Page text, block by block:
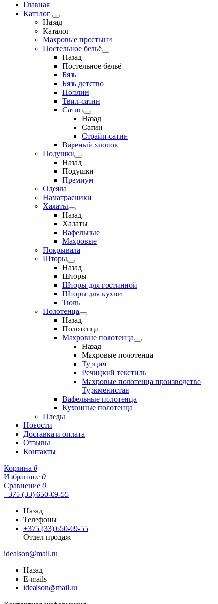
Главная
Каталог
Назад
Каталог
Махровые простыни
Постельное бельё
Назад
Постельное бельё
Бязь
Бязь детство
Поплин
Твил-сатин
Сатин
Назад
Сатин
Страйп-сатин
Вареный хлопок
Подушки
Назад
Подушки
Премиум
Одеяла
Наматрасники
Халаты
Назад
Халаты
Вафельные
Махровые
Покрывала
Шторы
Назад
Шторы
Шторы для гостинной
Шторы для кухни
Тюль
Полотенца
Назад
Полотенца
Махровые полотенца
Назад
Махровые полотенца
Турция
Речицкий текстиль
Махровые полотенца производство
Туркменистан
Вафельные полотенца
Кухонные полотенца
Пледы
Новости
Доставка и оплата
Отзывы
Контакты
Корзина 0
Избранное 0
Сравнение 0
+375 (33) 650-09-55
Назад
Телефоны
+375 (33) 650-09-55
Отдел продаж
idealson@mail.ru
Назад
E-mails
idealson@mail.ru